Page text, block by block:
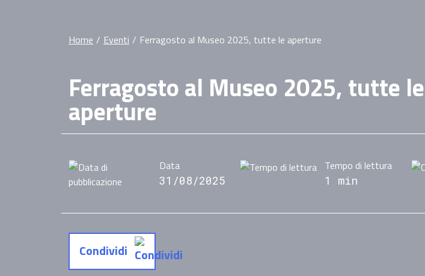
Home / Eventi / Ferragosto al Museo 2025, tutte le aperture
Ferragosto al Museo 2025, tutte le
aperture
Data
31/08/2025
Tempo di lettura
1 min
Condividi